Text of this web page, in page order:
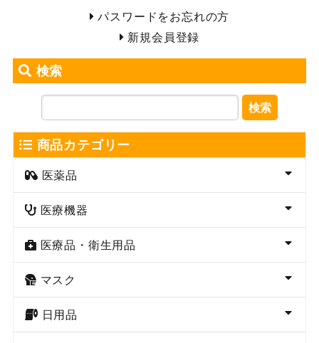
パスワードをお忘れの方
新規会員登録
検索
検索
商品カテゴリー
医薬品
医療機器
医療品・衛生用品
マスク
日用品